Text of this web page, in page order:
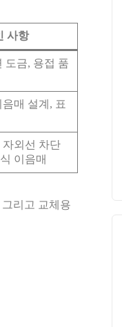
사항
도금, 용접 품
매 설계, 표
자외선 차단
이음매
리고 교체용